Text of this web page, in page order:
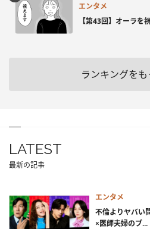
エンタメ
【第43回】オーラを
ランキングを
LATEST
最新の記事
エンタメ
不倫よりヤバい
×医師夫婦のブ...